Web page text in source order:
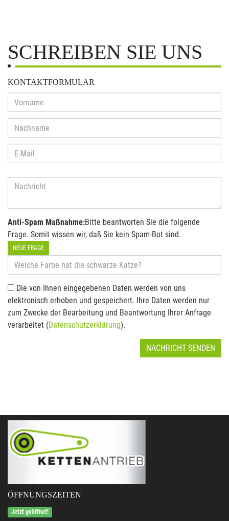
SCHREIBEN SIE UNS
KONTAKTFORMULAR
Anti-Spam Maßnahme:Bitte beantworten Sie die folgende
Frage. Somit wissen wir, daß Sie kein Spam-Bot sind.
NEUE FRAGE
Die von Ihnen eingegebenen Daten werden von uns
elektronisch erhoben und gespeichert. Ihre Daten werden nur
zum Zwecke der Bearbeitung und Beantwortung Ihrer Anfrage
verarbeitet (Datenschutzerklärung).
NACHRICHT SENDEN
ÖFFNUNGSZEITEN
Jetzt geöffnet!